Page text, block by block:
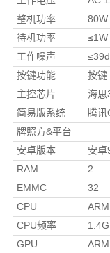
整机功率
待机功率
≤1W
工作噪声
按键功能
按键
主控芯片
海思
简易版系统
腾讯
牌照方&平台
安卓版本
安卓
RAM
2
EMMC
32
CPU
CPU频率
GPU